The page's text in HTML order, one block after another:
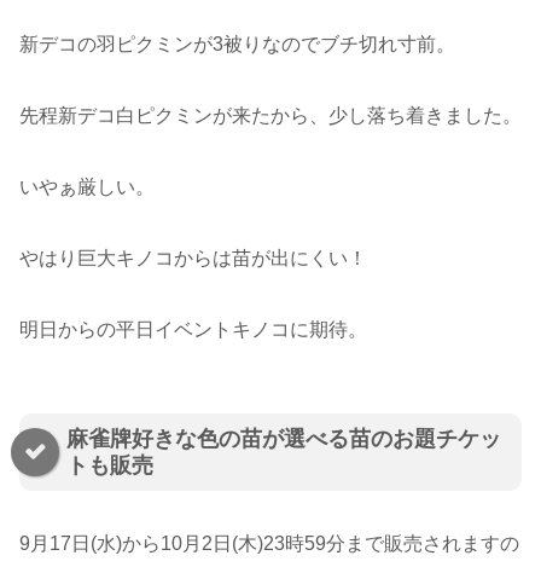
新デコの羽ピクミンが3被りなのでブチ切れ寸前。
先程新デコ白ピクミンが来たから、少し落ち着きました。
いやぁ厳しい。
やはり巨大キノコからは苗が出にくい！
明日からの平日イベントキノコに期待。
麻雀牌好きな色の苗が選べる苗のお題チケッ
トも販売
9月17日(水)から10月2日(木)23時59分まで販売されますの